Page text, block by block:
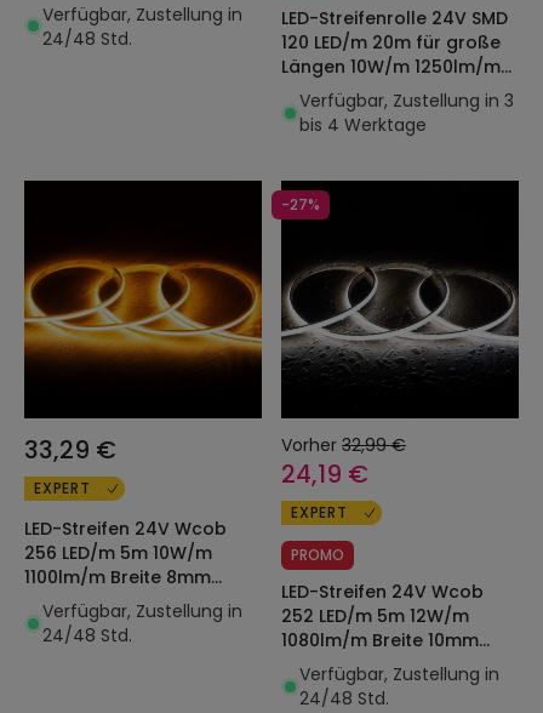
Verfügbar, Zustellung in
24/48 Std.
LED-Streifenrolle 24V SMD
120 LED/m 20m für große
Längen 10W/m 1250lm/m
Breite 10mm Schnitt 5cm
IP20
Verfügbar, Zustellung in 3
bis 4 Werktage
33,29 €
EXPERT
LED-Streifen 24V Wcob
256 LED/m 5m 10W/m
1100lm/m Breite 8mm
Schnitt 3.2cm IP20 CRI90
Verfügbar, Zustellung in
24/48 Std.
-27%
Vorher 32,99 €
24,19 €
EXPERT
PROMO
LED-Streifen 24V Wcob
252 LED/m 5m 12W/m
1080lm/m Breite 10mm
FreeCut IP65 CRI90
SILICONE FLEX
Verfügbar, Zustellung in
24/48 Std.